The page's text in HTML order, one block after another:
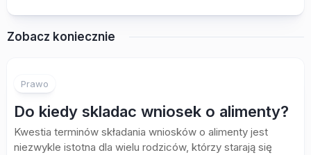
Zobacz koniecznie
Prawo
Do kiedy skladac wniosek o alimenty?
Kwestia terminów składania wniosków o alimenty jest
niezwykle istotna dla wielu rodziców, którzy starają się